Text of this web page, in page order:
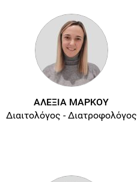
ΑΛΕΞΙΑ ΜΑΡΚΟΥ
Διαιτολόγος - Διατροφολόγος